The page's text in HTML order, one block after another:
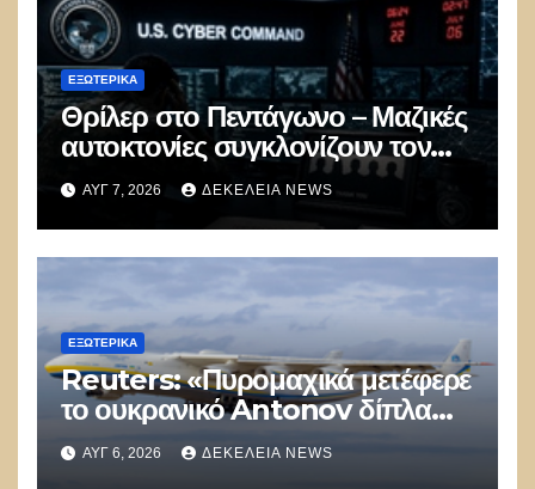
ΕΞΩΤΕΡΙΚΑ
Θρίλερ στο Πεντάγωνο – Μαζικές
αυτοκτονίες συγκλονίζουν τον
μυστικό στρατό
κυβερνοπολέμου των ΗΠΑ
ΑΥΓ 7, 2026 ΔΕΚΈΛΕΙΑ NEWS
ΕΞΩΤΕΡΙΚΑ
Reuters: «Πυρομαχικά μετέφερε
το ουκρανικό Antonov δίπλα
στο οποίο βρέθηκε το drone στη
Λειψία»
ΑΥΓ 6, 2026 ΔΕΚΈΛΕΙΑ NEWS